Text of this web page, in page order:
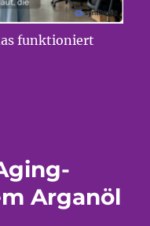
funktioniert
Arganöl